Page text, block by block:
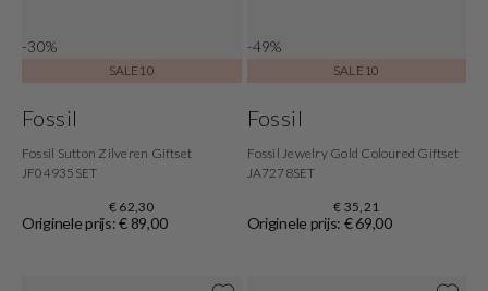
-30%
SALE10
Fossil
Fossil Sutton Zilveren Giftset
JF04935SET
€ 62,30
Originele prijs: € 89,00
-49%
SALE10
Fossil
Fossil Jewelry Gold Coloured Giftset
JA7278SET
€ 35,21
Originele prijs: € 69,00